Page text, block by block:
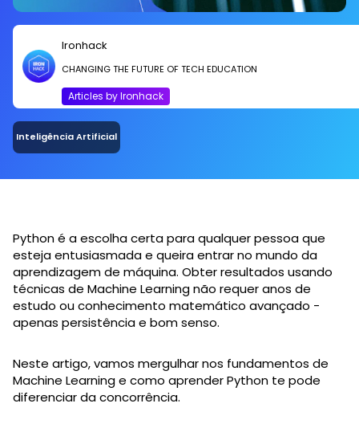
Ironhack
CHANGING THE FUTURE OF TECH EDUCATION
Articles by Ironhack
Inteligência Artificial
Python é a escolha certa para qualquer pessoa que
esteja entusiasmada e queira entrar no mundo da
aprendizagem de máquina. Obter resultados usando
técnicas de Machine Learning não requer anos de
estudo ou conhecimento matemático avançado -
apenas persistência e bom senso.
Neste artigo, vamos mergulhar nos fundamentos de
Machine Learning e como aprender Python te pode
diferenciar da concorrência.